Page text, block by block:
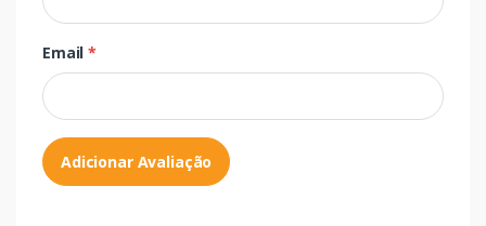
Email*
Adicionar Avaliação